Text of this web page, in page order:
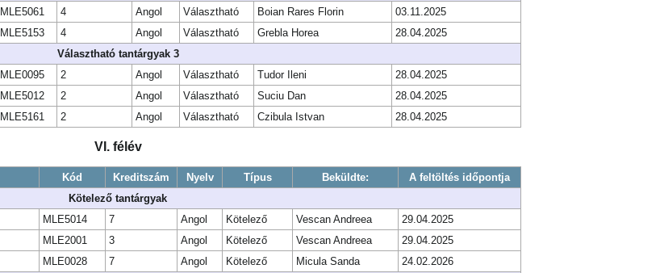
MLE5061 4 Angol Választható Boian Rares Florin
03.11.2025
MLE5153 4 Angol Választható Grebla Horea
28.04.2025
Választható tantárgyak 3
MLE0095 2 Angol Választható Tudor Ileni
28.04.2025
MLE5012 2 Angol Választható Suciu Dan
28.04.2025
MLE5161 2 Angol Választható Czibula Istvan 28.04.2025
VI. félév
Kód Kreditszám Nyelv Típus Beküldte:
A feltöltés időpontja
Kötelező tantárgyak
MLE5014 7 Angol Kötelező Vescan Andreea
29.04.2025
MLE2001 3 Angol Kötelező Vescan Andreea
29.04.2025
MLE0028 7 Angol Kötelező Micula Sanda
24.02.2026